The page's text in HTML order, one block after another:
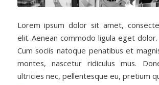
Lorem ipsum dolor sit amet,
elit. Aenean commodo ligula eget dolor.
Cum sociis natoque penatibus et
montes, nascetur ridiculus mus.
ultricies nec, pellentesque eu, pretium